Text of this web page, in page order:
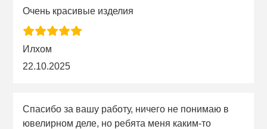
Очень красивые изделия
Илхом
22.10.2025
Спасибо за вашу работу, ничего не понимаю в
ювелирном деле, но ребята меня каким-то